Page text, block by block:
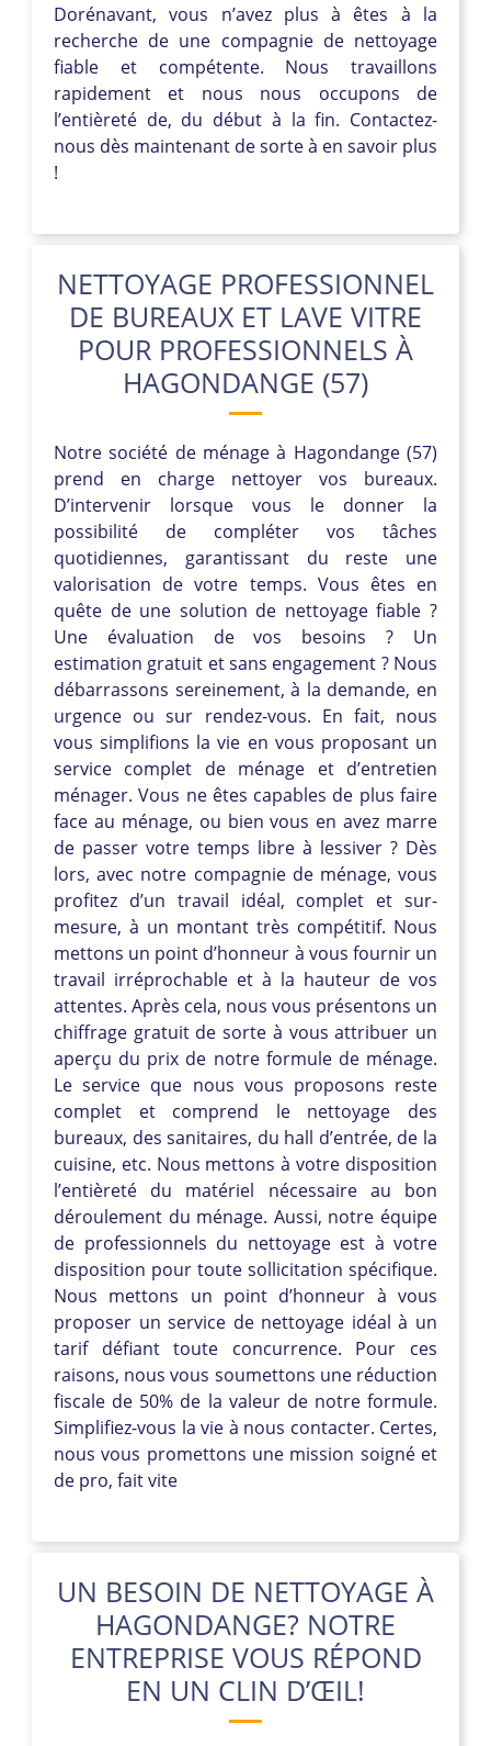
Dorénavant, vous n’avez plus à êtes à la
recherche de une compagnie de nettoyage
fiable et compétente. Nous travaillons
rapidement et nous nous occupons de
l’entièreté de, du début à la fin. Contactez-
nous dès maintenant de sorte à en savoir plus
!
NETTOYAGE PROFESSIONNEL
DE BUREAUX ET LAVE VITRE
POUR PROFESSIONNELS À
HAGONDANGE (57)
Notre société de ménage à Hagondange (57)
prend en charge nettoyer vos bureaux.
D’intervenir lorsque vous le donner la
possibilité de compléter vos tâches
quotidiennes, garantissant du reste une
valorisation de votre temps. Vous êtes en
quête de une solution de nettoyage fiable ?
Une évaluation de vos besoins ? Un
estimation gratuit et sans engagement ? Nous
débarrassons sereinement, à la demande, en
urgence ou sur rendez-vous. En fait, nous
vous simplifions la vie en vous proposant un
service complet de ménage et d’entretien
ménager. Vous ne êtes capables de plus faire
face au ménage, ou bien vous en avez marre
de passer votre temps libre à lessiver ? Dès
lors, avec notre compagnie de ménage, vous
profitez d’un travail idéal, complet et sur-
mesure, à un montant très compétitif. Nous
mettons un point d’honneur à vous fournir un
travail irréprochable et à la hauteur de vos
attentes. Après cela, nous vous présentons un
chiffrage gratuit de sorte à vous attribuer un
aperçu du prix de notre formule de ménage.
Le service que nous vous proposons reste
complet et comprend le nettoyage des
bureaux, des sanitaires, du hall d’entrée, de la
cuisine, etc. Nous mettons à votre disposition
l’entièreté du matériel nécessaire au bon
déroulement du ménage. Aussi, notre équipe
de professionnels du nettoyage est à votre
disposition pour toute sollicitation spécifique.
Nous mettons un point d’honneur à vous
proposer un service de nettoyage idéal à un
tarif défiant toute concurrence. Pour ces
raisons, nous vous soumettons une réduction
fiscale de 50% de la valeur de notre formule.
Simplifiez-vous la vie à nous contacter. Certes,
nous vous promettons une mission soigné et
de pro, fait vite
UN BESOIN DE NETTOYAGE À
HAGONDANGE? NOTRE
ENTREPRISE VOUS RÉPOND
EN UN CLIN D’ŒIL!